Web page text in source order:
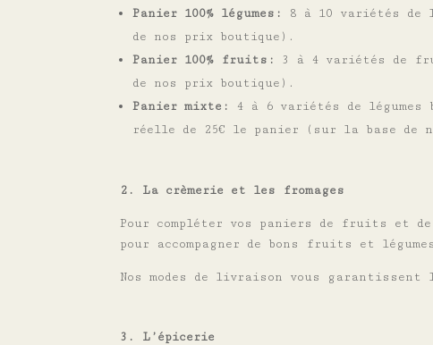
Panier 100% légumes: 8 à 10 variétés de
de nos prix boutique).
Panier 100% fruits: 3
à 4 variétés de
de nos prix boutique).
Panier mixte:
4 à 6 variétés de
réelle de 25€ le panier (sur la base de
2. La crèmerie et les fromages
Pour compléter vos paniers de fruits et
pour accompagner de bons fruits et
Nos modes de livraison vous
3. L’épicerie